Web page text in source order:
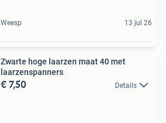
Weesp 13 jul 26
Zwarte hoge laarzen maat 40 met
laarzenspanners
€ 7,50 Details